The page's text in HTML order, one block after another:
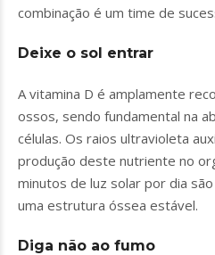
combinação é um time de
Deixe o sol entrar
A vitamina D é amplamente
ossos, sendo fundamental na
células. Os raios ultravioleta
produção deste nutriente no
minutos de luz solar por dia
uma estrutura óssea estável.
Diga não ao fumo